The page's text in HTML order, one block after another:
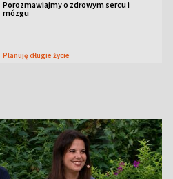
Porozmawiajmy o zdrowym sercu i
mózgu
Planuję długie życie